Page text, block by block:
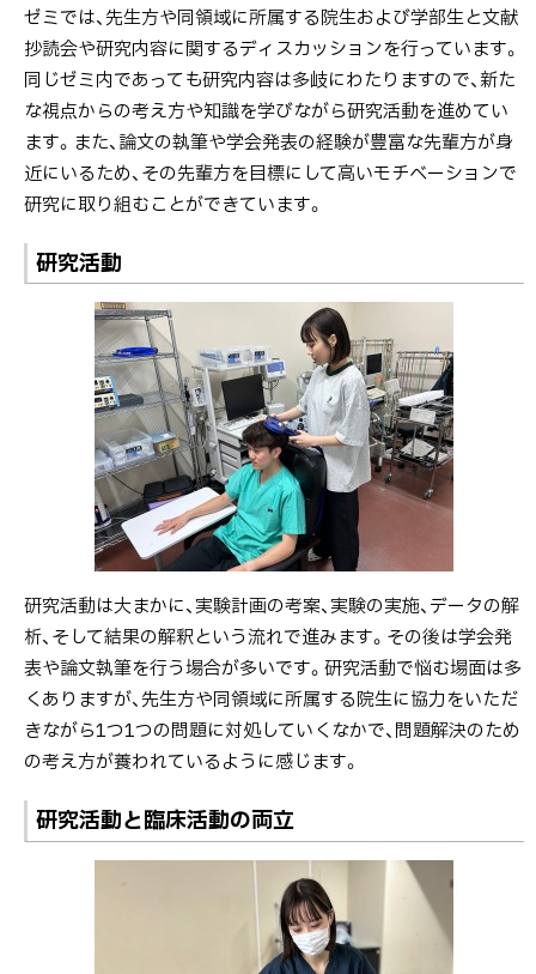
ゼミでは、先生方や同領域に所属する院生および学部生と文献
抄読会や研究内容に関するディスカッションを行っています。
同じゼミ内であっても研究内容は多岐にわたりますので、新た
な視点からの考え方や知識を学びながら研究活動を進めてい
ます。また、論文の執筆や学会発表の経験が豊富な先輩方が身
近にいるため、その先輩方を目標にして高いモチベーションで
研究に取り組むことができています。
研究活動
研究活動は大まかに、実験計画の考案、実験の実施、データの解
析、そして結果の解釈という流れで進みます。その後は学会発
表や論文執筆を行う場合が多いです。研究活動で悩む場面は多
くありますが、先生方や同領域に所属する院生に協力をいただ
きながら1つ1つの問題に対処していくなかで、問題解決のため
の考え方が養われているように感じます。
研究活動と臨床活動の両立